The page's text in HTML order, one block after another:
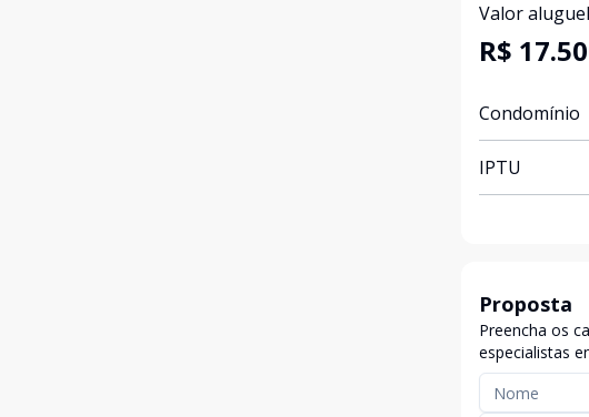
Valor aluguel
R$
Condomínio
IPTU
Proposta
Preencha os
especialistas